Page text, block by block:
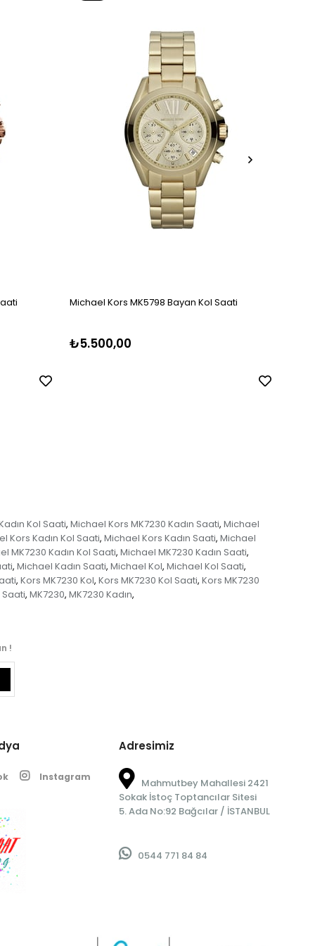
Michael Kors MK5798 Bayan Kol Saati
₺5.500,00
Kol Saati, Michael Kors MK7230 Kadın Saati, Michael
Kors Kadın Kol Saati, Michael Kors Kadın Saati, Michael
MK7230 Kadın Kol Saati, Michael MK7230 Kadın Saati,
, Michael Kadın Saati, Michael Kol, Michael Kol Saati,
, Kors MK7230 Kol, Kors MK7230 Kol Saati, Kors MK7230
, MK7230, MK7230 Kadın,
!
Instagram
Adresimiz
Mahmutbey Mahallesi 2421
Sokak İstoç Toptancılar Sitesi
5. Ada No:92 Bağcılar / İSTANBUL
0544 771 84 84